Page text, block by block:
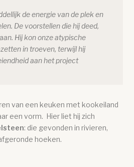
de energie van de plek en
De voorstellen die hij deed,
Hij kon onze atypische
in troeven, terwijl hij
aan het project
van een keuken met kookeiland
een vorm. Hier liet hij zich
: die gevonden in rivieren,
hoeken.